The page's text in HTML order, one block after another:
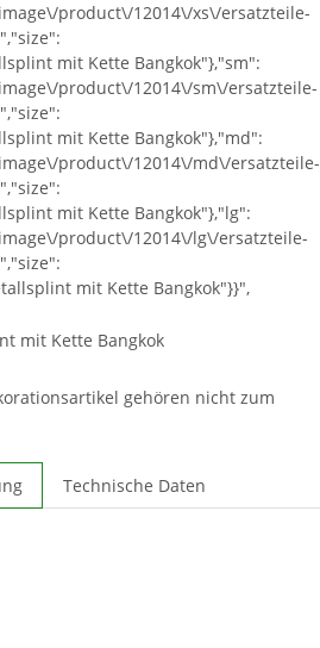
product\/12014\/xs\/ersatzteile-
mit Kette Bangkok"},"sm":
product\/12014\/sm\/ersatzteile-
mit Kette Bangkok"},"md":
product\/12014\/md\/ersatzteile-
mit Kette Bangkok"},"lg":
product\/12014\/lg\/ersatzteile-
mit Kette Bangkok"}}",
gehören nicht zum
Technische Daten